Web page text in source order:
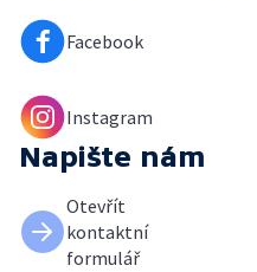
Facebook
Instagram
Napište nám
Otevřít
kontaktní
formulář